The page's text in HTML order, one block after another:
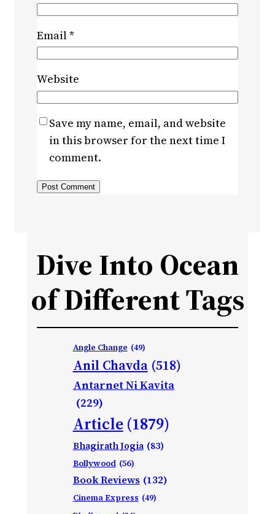
Email*
Website
Save my name, email, and website
in this browser for the next time I
comment.
Dive Into Ocean
of Different Tags
Angle Change (49)
Anil Chavda (518)
Antarnet Ni Kavita
(229)
Article (1879)
Bhagirath Jogia (83)
Bollywood (56)
Book Reviews (132)
Cinema Express (49)